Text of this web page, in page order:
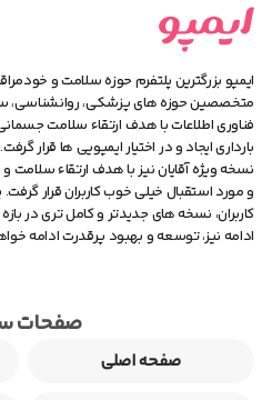
متخصصین حوزه های پزشکی،
فناوری اطلاعات با هدف ارتقاء سلامت
بارداری ایجاد و در اختیار ایمپویی ها قرار
نسخه ویژه آقایان نیز با هدف ارتقاء
و مورد استقبال خیلی خوب کاربران قرار گرفت.
کاربران، نسخه های جدیدتر و کامل تری در
ادامه نیز، توسعه و بهبود پرقدرت ادامه
صفحات
صفحه اصلی